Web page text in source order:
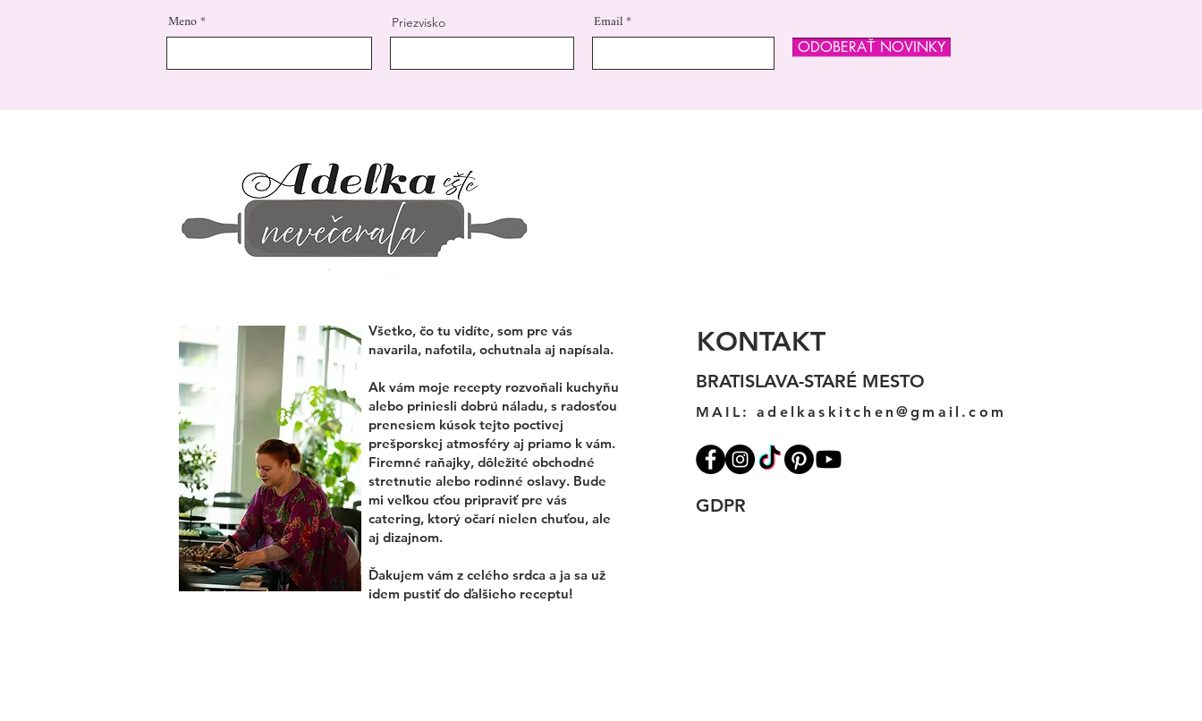
Meno Priezvisko Email
ODOBERAŤ NOVINKY
Všetko, čo tu vidíte, som pre vás
navarila, nafotila, ochutnala aj napísala.
Ak vám moje recepty rozvoňali kuchyňu
alebo priniesli dobrú náladu, s radosťou
prenesiem kúsok tejto poctivej
prešporskej atmosféry aj priamo k vám.
Firemné raňajky, dôležité obchodné
stretnutie alebo rodinné oslavy. Bude
mi veľkou cťou pripraviť pre vás
catering, ktorý očarí nielen chuťou, ale
aj dizajnom.
Ďakujem vám z celého srdca a ja sa už
idem pustiť do ďalšieho receptu!
KONTAKT
BRATISLAVA-STARÉ MESTO
MAIL: adelkaskitchen@gmail.com
GDPR